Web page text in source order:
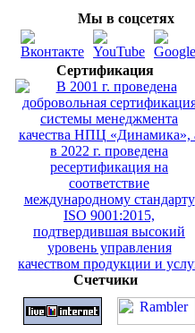
Мы в соцсетях
Сертификация
Счетчики